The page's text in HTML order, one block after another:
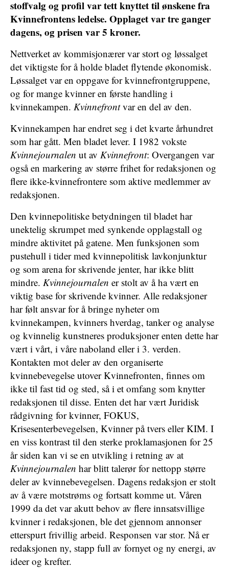
stoffvalg og profil var tett knyttet til ønskene fra
Kvinnefrontens ledelse. Opplaget var tre ganger
dagens, og prisen var 5 kroner.
Nettverket av kommisjonærer var stort og løssalget
det viktigste for å holde bladet flytende økonomisk.
Løssalget var en oppgave for kvinnefrontgruppene,
og for mange kvinner en første handling i
kvinnekampen. Kvinnefrontvar en del av den.
Kvinnekampen har endret seg i det kvarte århundret
som har gått. Men bladet lever. I 1982 vokste
Kvinnejournalen ut av Kvinnefront: Overgangen var
også en markering av større frihet for redaksjonen og
flere ikke-kvinnefrontere som aktive medlemmer av
redaksjonen.
Den kvinnepolitiske betydningen til bladet har
unektelig skrumpet med synkende opplagstall og
mindre aktivitet på gatene. Men funksjonen som
pustehull i tider med kvinnepolitisk lavkonjunktur
og som arena for skrivende jenter, har ikke blitt
mindre. Kvinnejournalen er stolt av å ha vært en
viktig base for skrivende kvinner. Alle redaksjoner
har følt ansvar for å bringe nyheter om
kvinnekampen, kvinners hverdag, tanker og analyse
og kvinnelig kunstneres produksjoner enten dette har
vært i vårt, i våre naboland eller i 3. verden.
Kontakten mot deler av den organiserte
kvinnebevegelse utover Kvinnefronten, finnes om
ikke til fast tid og sted, så i et omfang som knytter
redaksjonen til disse. Enten det har vært Juridisk
rådgivning for kvinner, FOKUS,
Krisesenterbevegelsen, Kvinner på tvers eller KIM. I
en viss kontrast til den sterke proklamasjonen for 25
år siden kan vi se en utvikling i retning av at
Kvinnejournalen har blitt talerør for nettopp større
deler av kvinnebevegelsen. Dagens redaksjon er stolt
av å være motstrøms og fortsatt komme ut. Våren
1999 da det var akutt behov av flere innsatsvillige
kvinner i redaksjonen, ble det gjennom annonser
etterspurt frivillig arbeid. Responsen var stor. Nå er
redaksjonen ny, stapp full av fornyet og ny energi, av
ideer og krefter.